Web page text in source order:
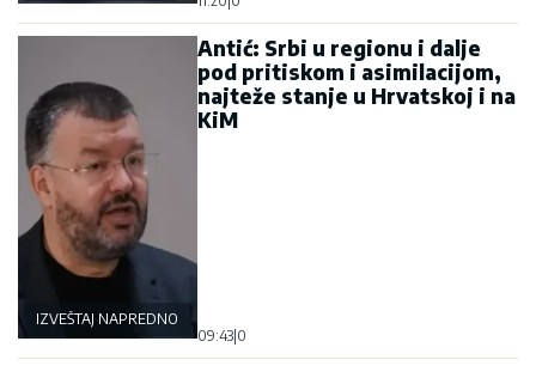
IZVEŠTAJ NAPREDNOG KLUBA
Antić: Srbi u regionu i dalje
pod pritiskom i asimilacijom,
najteže stanje u Hrvatskoj i na
KiM
09:43 0